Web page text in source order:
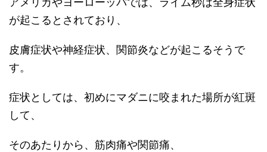
アメリカやヨーローッパでは、ライム秒は全身症状
が起こるとされており、
皮膚症状や神経症状、関節炎などが起こるそうで
す。
症状としては、初めにマダニに咬まれた場所が紅斑
して、
そのあたりから、筋肉痛や関節痛、